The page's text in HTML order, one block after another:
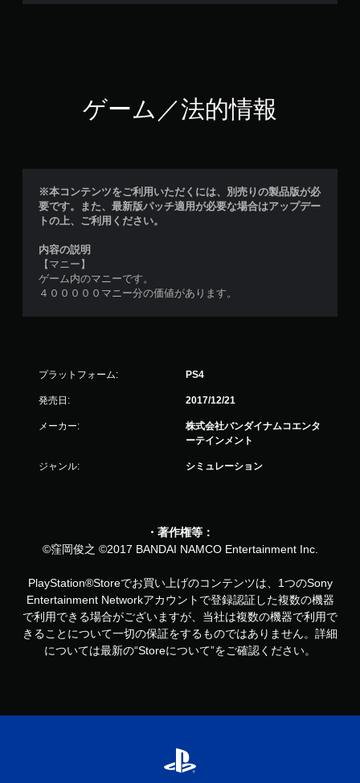
ゲーム／法的情報
※本コンテンツをご利用いただくには、別売りの製品版が必
要です。また、最新版パッチ適用が必要な場合はアップデー
トの上、ご利用ください。
内容の説明
【マニー】
ゲーム内のマニーです。
４０００００マニー分の価値があります。
プラットフォーム: PS4
発売日: 2017/12/21
メーカー:
株式会社バンダイナムコエンタ
ーテインメント
ジャンル: シミュレーション
・著作権等：
©窪岡俊之 ©2017 BANDAI NAMCO Entertainment Inc.
PlayStation®Storeでお買い上げのコンテンツは、1つのSony
Entertainment Networkアカウントで登録認証した複数の機器
で利用できる場合がございますが、当社は複数の機器で利用で
きることについて一切の保証をするものではありません。詳細
については最新の“Storeについて”をご確認ください。